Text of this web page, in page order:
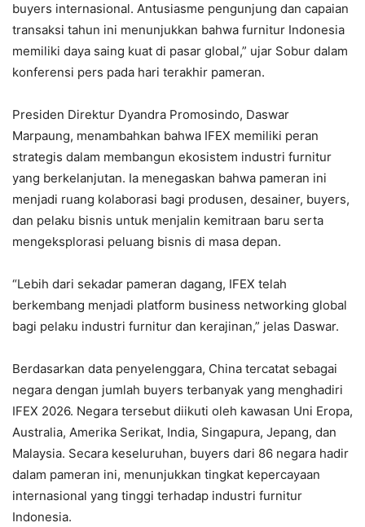
buyers internasional. Antusiasme pengunjung dan capaian
transaksi tahun ini menunjukkan bahwa furnitur Indonesia
memiliki daya saing kuat di pasar global,” ujar Sobur dalam
konferensi pers pada hari terakhir pameran.
Presiden Direktur Dyandra Promosindo, Daswar
Marpaung, menambahkan bahwa IFEX memiliki peran
strategis dalam membangun ekosistem industri furnitur
yang berkelanjutan. Ia menegaskan bahwa pameran ini
menjadi ruang kolaborasi bagi produsen, desainer, buyers,
dan pelaku bisnis untuk menjalin kemitraan baru serta
mengeksplorasi peluang bisnis di masa depan.
“Lebih dari sekadar pameran dagang, IFEX telah
berkembang menjadi platform business networking global
bagi pelaku industri furnitur dan kerajinan,” jelas Daswar.
Berdasarkan data penyelenggara, China tercatat sebagai
negara dengan jumlah buyers terbanyak yang menghadiri
IFEX 2026. Negara tersebut diikuti oleh kawasan Uni Eropa,
Australia, Amerika Serikat, India, Singapura, Jepang, dan
Malaysia. Secara keseluruhan, buyers dari 86 negara hadir
dalam pameran ini, menunjukkan tingkat kepercayaan
internasional yang tinggi terhadap industri furnitur
Indonesia.